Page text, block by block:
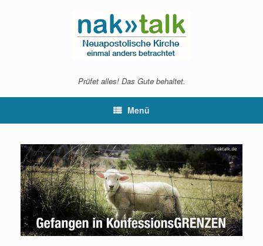
Prüfet alles! Das Gute behaltet.
Menü